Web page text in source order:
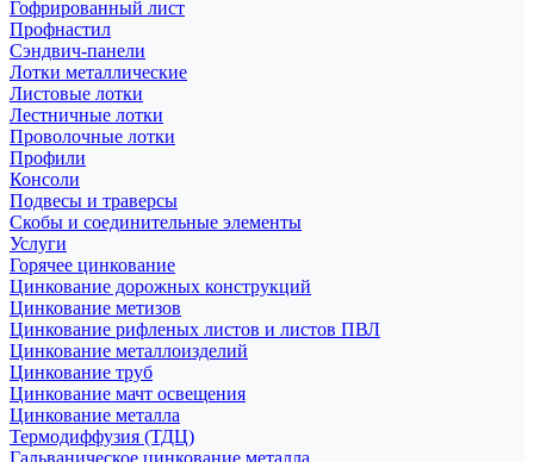
Гофрированный лист
Профнастил
Сэндвич-панели
Лотки металлические
Листовые лотки
Лестничные лотки
Проволочные лотки
Профили
Консоли
Подвесы и траверсы
Скобы и соединительные элементы
Услуги
Горячее цинкование
Цинкование дорожных конструкций
Цинкование метизов
Цинкование рифленых листов и листов ПВЛ
Цинкование металлоизделий
Цинкование труб
Цинкование мачт освещения
Цинкование металла
Термодиффузия (ТДЦ)
Гальваническое цинкование металла